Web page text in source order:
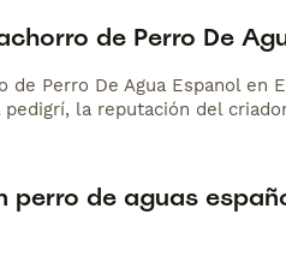
de Perro De
de Perro De Agua Espanol
la reputación del
perro de aguas